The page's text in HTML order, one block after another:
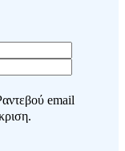
email